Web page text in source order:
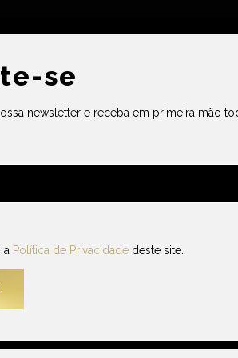
se
newsletter e receba em primeira mão
a Política de Privacidade deste site.